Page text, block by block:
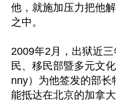
他，就施加压力把他
之中。
2009年2月，出狱近
民、移民部暨多元文
nny）为他签发的部
能抵达在北京的加拿